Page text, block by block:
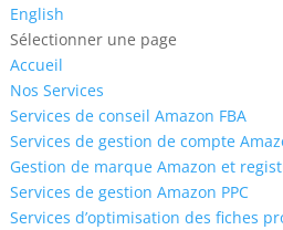
English
Sélectionner une page
Accueil
Nos Services
Services de conseil Amazon FBA
Services de gestion de compte
Gestion de marque Amazon et
Services de gestion Amazon PPC
Services d’optimisation des fiches